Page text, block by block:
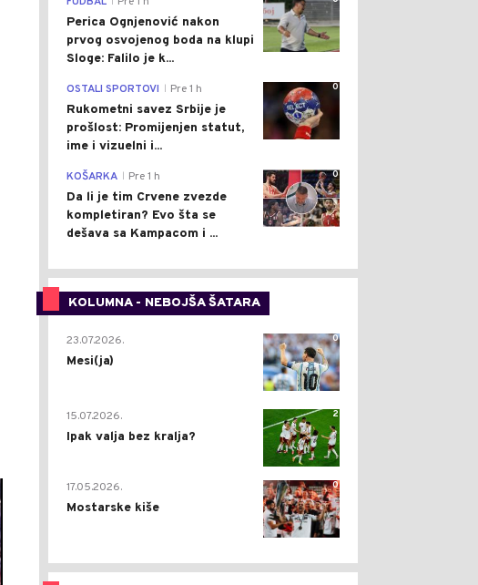
Perica Ognjenović nakon
prvog osvojenog boda na klupi
Sloge: Falilo je k...
0
OSTALI SPORTOVI Pre 1 h
Rukometni savez Srbije je
prošlost: Promijenjen statut,
ime i vizuelni i...
0
KOŠARKA Pre 1 h
Da li je tim Crvene zvezde
kompletiran? Evo šta se
dešava sa Kampacom i ...
KOLUMNA - NEBOJŠA ŠATARA
0
23.07.2026.
Mesi(ja)
2
15.07.2026.
Ipak valja bez kralja?
0
17.05.2026.
Mostarske kiše